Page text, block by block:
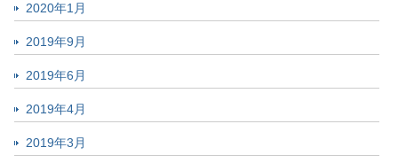
2020年1月
2019年9月
2019年6月
2019年4月
2019年3月